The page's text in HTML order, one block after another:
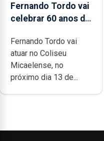
Fernando Tordo vai
celebrar 60 anos de
Micaelense
Fernando Tordo vai
atuar no Coliseu
Micaelense, no
próximo dia 13 de...